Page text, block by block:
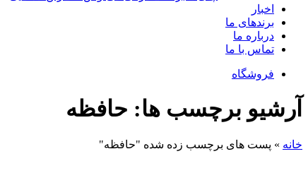
اخبار
برندهای ما
درباره ما
تماس با ما
فروشگاه
آرشیو برچسب ها: حافظه
خانه » پست های برچسب زده شده "حافظه"